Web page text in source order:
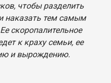
чтобы разделить
наказать тем самым
скоропалительное
к краху семьи, ее
и вырождению.